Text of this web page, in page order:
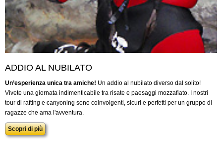
ADDIO AL NUBILATO
Un’esperienza unica tra amiche! Un addio al nubilato diverso dal solito!
Vivete una giornata indimenticabile tra risate e paesaggi mozzafiato. I nostri
tour di rafting e canyoning sono coinvolgenti, sicuri e perfetti per un gruppo di
ragazze che ama l'avventura.
Scopri di più